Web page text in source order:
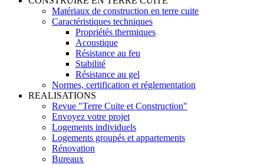
Matériaux de construction en terre cuite
Caractéristiques techniques
Propriétés thermiques
Acoustique
Résistance au feu
Stabilité
Résistance au gel
Normes, certification et réglementation
REALISATIONS
Revue "Terre Cuite et Construction"
Envoyez votre projet
Logements individuels
Logements groupés et appartements
Rénovation
Bureaux